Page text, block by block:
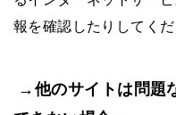
報を確認したりしてくだ
→他のサイトは問題